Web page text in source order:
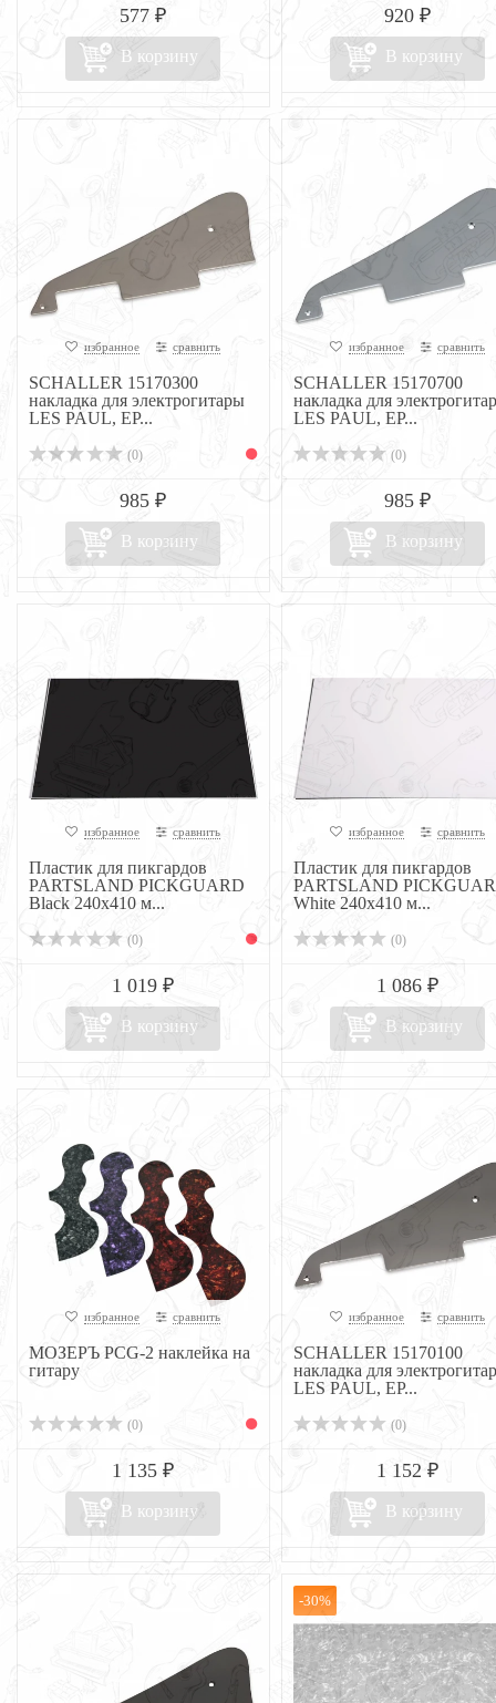
577 ₽
В корзину
920 ₽
В корзину
избранное сравнить
SCHALLER 15170300
накладка для электрогитары
LES PAUL, EP...
(0)
985 ₽
В корзину
избранное сравнить
SCHALLER 15170700
накладка для
LES PAUL, EP...
(0)
985 ₽
В корзину
избранное сравнить
Пластик для пикгардов
PARTSLAND PICKGUARD
Black 240x410 м...
(0)
1 019 ₽
В корзину
избранное сравнить
Пластик для пикгардов
PARTSLAND
White 240x410 м...
(0)
1 086 ₽
В корзину
избранное сравнить
МОЗЕРЪ PCG-2 наклейка на
гитару
(0)
1 135 ₽
В корзину
избранное сравнить
SCHALLER 15170100
накладка для
LES PAUL, EP...
(0)
1 152 ₽
В корзину
-30%